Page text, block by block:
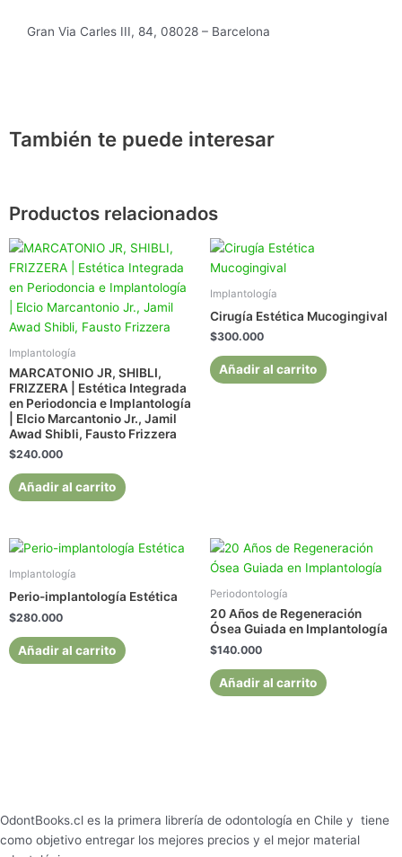
Gran Via Carles III, 84, 08028 – Barcelona
También te puede interesar
Productos relacionados
Implantología
MARCATONIO JR, SHIBLI,
FRIZZERA | Estética Integrada
en Periodoncia e Implantología
| Elcio Marcantonio Jr., Jamil
Awad Shibli, Fausto Frizzera
$240.000
Añadir al carrito
Implantología
Cirugía Estética Mucogingival
$300.000
Añadir al carrito
Implantología
Perio-implantología Estética
$280.000
Añadir al carrito
Periodontología
20 Años de Regeneración
Ósea Guiada en Implantología
$140.000
Añadir al carrito
OdontBooks.cl es la primera librería de odontología en Chile y tiene
como objetivo entregar los mejores precios y el mejor material